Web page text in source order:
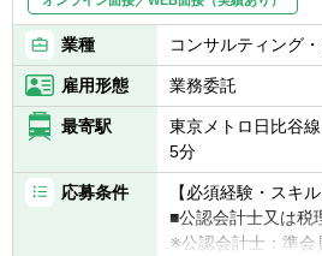
業種 コンサルティング
雇用形態 業務委託
最寄駅
東京メトロ日比谷
5分
応募条件
【必須経験・スキル
■公認会計士又は税
※公認会計士：準会